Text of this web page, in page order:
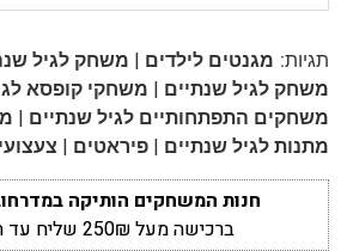
תגיות: מגנטים לילדים | משחק לגיל
משחק לגיל שנתיים | משחקי קופסא
משחקים התפתחותיים לגיל שנתיים |
מתנות לגיל שנתיים | פיראטים |
חנות המשחקים הותיקה
ברכישה מעל 250₪ שליח עד הבית חינם